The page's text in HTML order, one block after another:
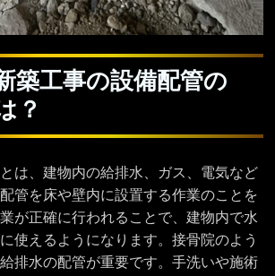
築工事の設備配管の
？
は、建物内の給排水、ガス、電気など
管を床や壁内に設置する作業のことを
が正確に行われることで、建物内で水
使えるようになります。接骨院のよう
排水の配管が重要です。手洗いや施術